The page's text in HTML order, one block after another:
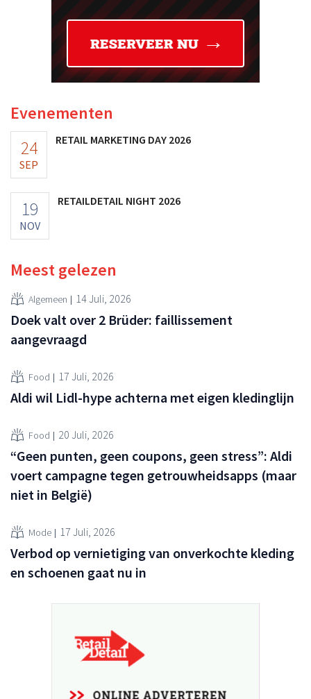
Evenementen
24
SEP
RETAIL MARKETING DAY 2026
19
NOV
RETAILDETAIL NIGHT 2026
Meest gelezen
Algemeen 14 Juli, 2026
Doek valt over 2 Brüder: faillissement
aangevraagd
Food 17 Juli, 2026
Aldi wil Lidl-hype achterna met eigen kledinglijn
Food 20 Juli, 2026
“Geen punten, geen coupons, geen stress”: Aldi
voert campagne tegen getrouwheidsapps (maar
niet in België)
Mode 17 Juli, 2026
Verbod op vernietiging van onverkochte kleding
en schoenen gaat nu in